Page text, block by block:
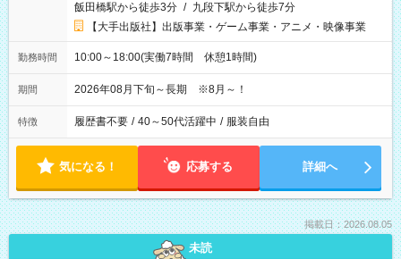
飯田橋駅から徒歩3分 / 九段下駅から徒歩7分
【大手出版社】出版事業・ゲーム事業・アニメ・映像事業
勤務時間 10:00～18:00(実働7時間 休憩1時間)
期間 2026年08月下旬～長期 ※8月～！
特徴 履歴書不要 / 40～50代活躍中 / 服装自由
気になる！ 応募する 詳細へ
掲載日：2026.08.05
未読